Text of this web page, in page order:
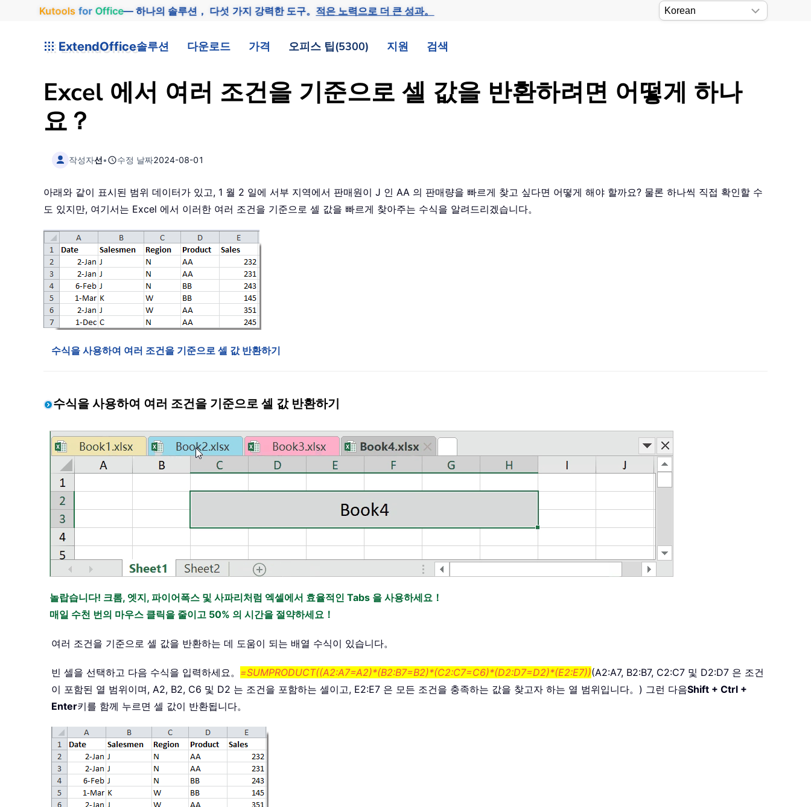
Kutools for Office— 하나의 솔루션， 다섯 가지 강력한 도구。적은 노력으로 더 큰 성과。
ExtendOffice솔루션 다운로드 가격 오피스 팁(5300) 지원 검색
Excel 에서 여러 조건을 기준으로 셀 값을 반환하려면 어떻게 하나
요？
작성자선• 수정 날짜2024-08-01
아래와 같이 표시된 범위 데이터가 있고, 1 월 2 일에 서부 지역에서 판매원이 J 인 AA 의 판매량을 빠르게 찾고 싶다면 어떻게 해야 할까요? 물론 하나씩 직접 확인할 수
도 있지만, 여기서는 Excel 에서 이러한 여러 조건을 기준으로 셀 값을 빠르게 찾아주는 수식을 알려드리겠습니다。
수식을 사용하여 여러 조건을 기준으로 셀 값 반환하기
수식을 사용하여 여러 조건을 기준으로 셀 값 반환하기
놀랍습니다! 크롬, 엣지, 파이어폭스 및 사파리처럼 엑셀에서 효율적인 Tabs 을 사용하세요！
매일 수천 번의 마우스 클릭을 줄이고 50% 의 시간을 절약하세요！
여러 조건을 기준으로 셀 값을 반환하는 데 도움이 되는 배열 수식이 있습니다。
빈 셀을 선택하고 다음 수식을 입력하세요。 =SUMPRODUCT((A2:A7=A2)*(B2:B7=B2)*(C2:C7=C6)*(D2:D7=D2)*(E2:E7))(A2:A7, B2:B7, C2:C7 및 D2:D7 은 조건
이 포함된 열 범위이며, A2, B2, C6 및 D2 는 조건을 포함하는 셀이고, E2:E7 은 모든 조건을 충족하는 값을 찾고자 하는 열 범위입니다。) 그런 다음Shift + Ctrl +
Enter키를 함께 누르면 셀 값이 반환됩니다。